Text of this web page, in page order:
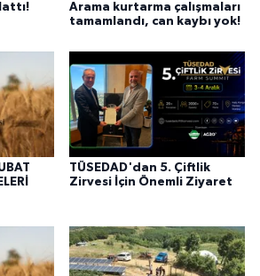
Arama kurtarma çalışmaları
tamamlandı, can kaybı yok!
TÜSEDAD'dan 5. Çiftlik
Zirvesi İçin Önemli Ziyaret